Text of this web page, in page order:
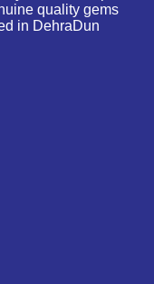
quality gems
in DehraDun